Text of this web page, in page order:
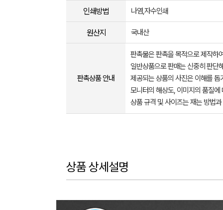
인쇄방법 나염,자수인쇄
원산지 국내산
판촉상품 안내
판촉물은 판촉을 목적으로 제작하
일반상품으로 판매는 신중히 판단
제공되는 상품의 사진은 이해를
모니터의 해상도, 이미지의 품질
상품 규격 및 사이즈는 재는 방법
상품 상세설명